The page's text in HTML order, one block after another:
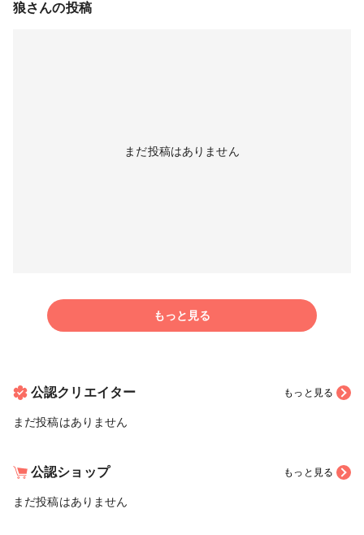
狼さんの投稿
まだ投稿はありません
もっと見る
公認クリエイター もっと見る
まだ投稿はありません
公認ショップ もっと見る
まだ投稿はありません